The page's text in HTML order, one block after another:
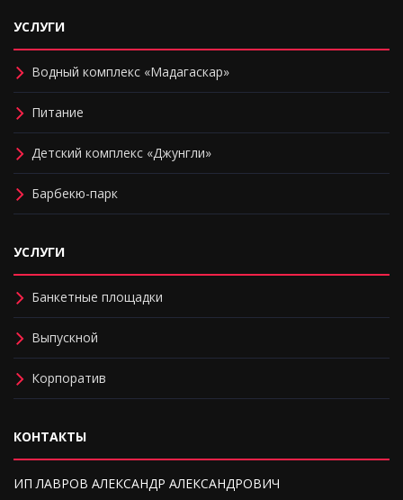
УСЛУГИ
Водный комплекс «Мадагаскар»
Питание
Детский комплекс «Джунгли»
Барбекю-парк
УСЛУГИ
Банкетные площадки
Выпускной
Корпоратив
КОНТАКТЫ
ИП ЛАВРОВ АЛЕКСАНДР АЛЕКСАНДРОВИЧ